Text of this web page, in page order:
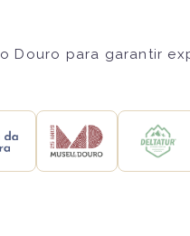
Douro para garantir